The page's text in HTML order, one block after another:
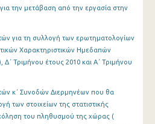
την μετάβαση από την εργασία στην
για τη συλλογή των ερωτηματολογίων
Χαρακτηριστικών Ημεδαπών
Τριμήνου έτους 2010 και Α΄ Τριμήνου
κ΄ Συνοδών Διερμηνέων που θα
των στοιχείων της στατιστικής
του πληθυσμού της χώρας (